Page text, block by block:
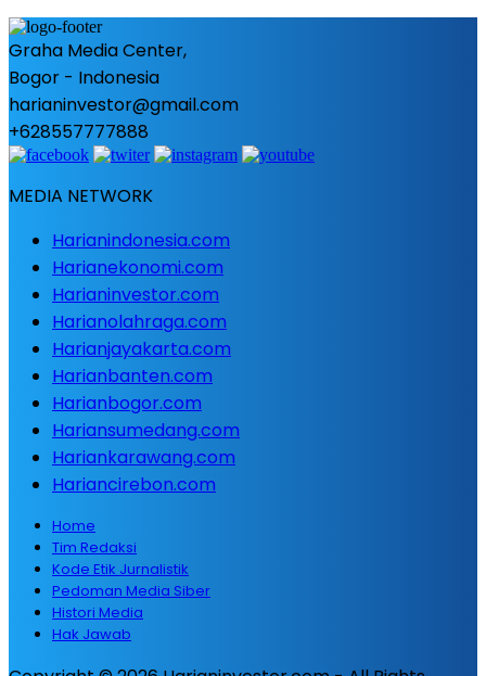
Graha Media Center,
Bogor - Indonesia
harianinvestor@gmail.com
+628557777888
MEDIA NETWORK
Harianindonesia.com
Harianekonomi.com
Harianinvestor.com
Harianolahraga.com
Harianjayakarta.com
Harianbanten.com
Harianbogor.com
Hariansumedang.com
Hariankarawang.com
Hariancirebon.com
Home
Tim Redaksi
Kode Etik Jurnalistik
Pedoman Media Siber
Histori Media
Hak Jawab